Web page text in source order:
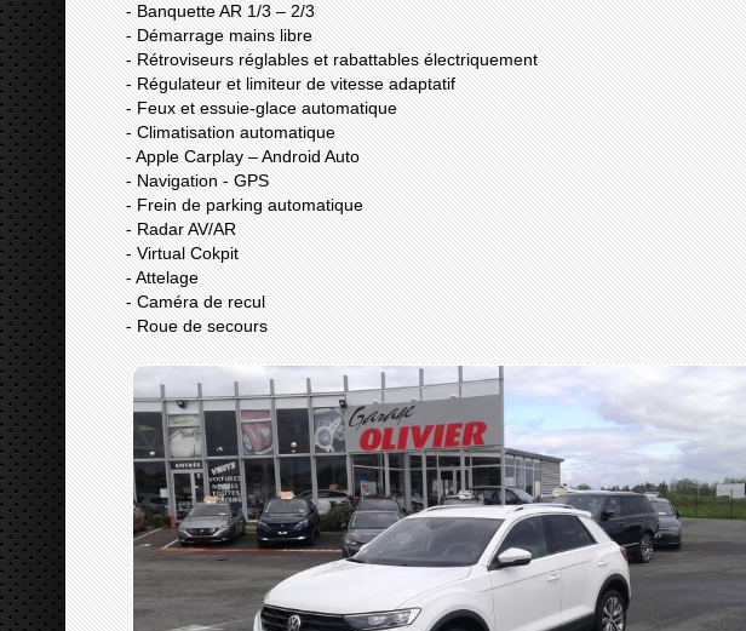
- Banquette AR 1/3 – 2/3
- Démarrage mains libre
- Rétroviseurs réglables et rabattables électriquement
- Régulateur et limiteur de vitesse adaptatif
- Feux et essuie-glace automatique
- Climatisation automatique
- Apple Carplay – Android Auto
- Navigation - GPS
- Frein de parking automatique
- Radar AV/AR
- Virtual Cokpit
- Attelage
- Caméra de recul
- Roue de secours